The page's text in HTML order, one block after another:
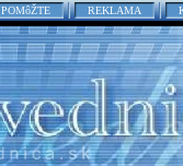
POMôŽTE REKLAMA